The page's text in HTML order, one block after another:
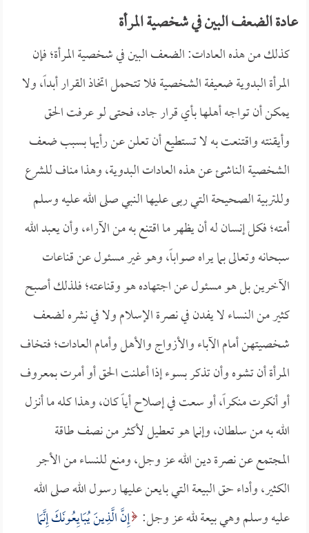
عادة الضعف البين في شخصية المرأة
كذلك من هذه العادات: الضعف البين في شخصية المرأة؛ فإن
المرأة البدوية ضعيفة الشخصية فلا تتحمل اتخاذ القرار أبداً، ولا
يمكن أن تواجه أهلها بأي قرار جاد، فحتى لو عرفت الحق
وأيقنته واقتنعت به لا تستطيع أن تعلن عن رأيها بسبب ضعف
الشخصية الناشئ عن هذه العادات البدوية، وهذا مناف للشرع
وللتربية الصحيحة التي ربى عليها النبي صلى الله عليه وسلم
أمته؛ فكل إنسان له أن يظهر ما اقتنع به من الآراء، وأن يعبد الله
سبحانه وتعالى بما يراه صواباً، وهو غير مسئول عن قناعات
الآخرين بل هو مسئول عن اجتهاده هو وقناعته؛ فلذلك أصبح
كثير من النساء لا يفدن في نصرة الإسلام ولا في نشره لضعف
شخصيتهن أمام الآباء والأزواج والأهل وأمام العادات؛ فتخاف
المرأة أن تشوه وأن تذكر بسوء إذا أعلنت الحق أو أمرت بمعروف
أو أنكرت منكراً، أو سعت في إصلاح أياً كان، وهذا كله ما أنزل
الله به من سلطان، وإنما هو تعطيل لأكثر من نصف طاقة
المجتمع عن نصرة دين الله عز وجل، ومنع للنساء من الأجر
الكثير، وأداء حق البيعة التي بايعن عليها رسول الله صلى الله
عليه وسلم وهي بيعة لله عز وجل: إِنَّ الَّذِينَ يُبَايِعُونَكَ إِنَّمَا